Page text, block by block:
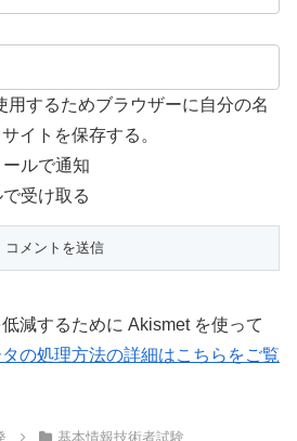
用するためブラウザーに自分の名
イトを保存する。
ルで通知
受け取る
減するために Akismet を使って
の処理方法の詳細はこちらをご覧
基本情報技術者試験